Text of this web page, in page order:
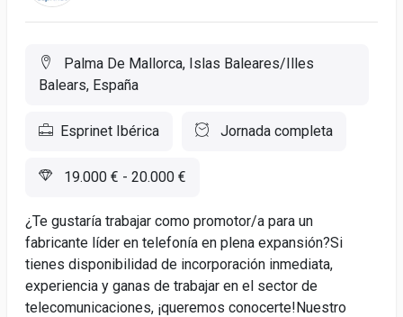
Palma De Mallorca, Islas Baleares/Illes
Balears, España
Esprinet Ibérica Jornada completa
19.000 € - 20.000 €
¿Te gustaría trabajar como promotor/a para un
fabricante líder en telefonía en plena expansión?Si
tienes disponibilidad de incorporación inmediata,
experiencia y ganas de trabajar en el sector de
telecomunicaciones, ¡queremos conocerte!Nuestro